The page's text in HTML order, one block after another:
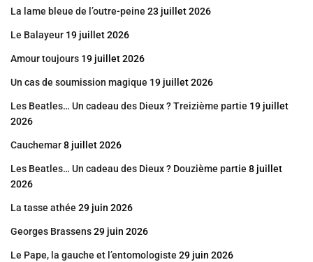
La lame bleue de l’outre-peine 23 juillet 2026
Le Balayeur 19 juillet 2026
Amour toujours 19 juillet 2026
Un cas de soumission magique 19 juillet 2026
Les Beatles… Un cadeau des Dieux ? Treizième partie 19 juillet
2026
Cauchemar8 juillet 2026
Les Beatles… Un cadeau des Dieux ? Douzième partie 8 juillet
2026
La tasse athée 29 juin 2026
Georges Brassens29 juin 2026
Le Pape, la gauche et l’entomologiste 29 juin 2026